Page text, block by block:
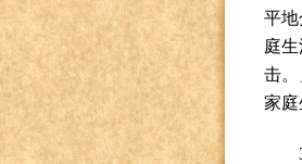
平
庭
击。
家庭